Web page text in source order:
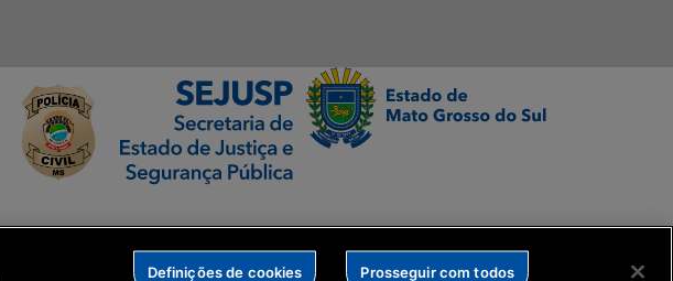
Definições de cookies Prosseguir com todos